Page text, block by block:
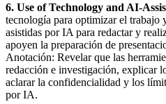
6. Use of Technology and AI-
tecnología para optimizar el trabajo
asistidas por IA para redactar y
apoyen la preparación de
Anotación: Revelar que las
redacción e investigación, explicar
aclarar la confidencialidad y los
por IA.